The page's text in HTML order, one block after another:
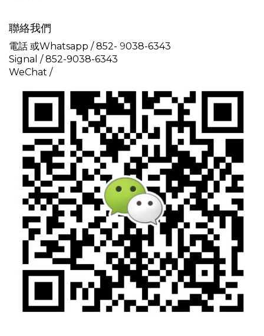
聯絡我們
電話 或Whatsapp / 852- 9038-6343
Signal /852-9038-6343
WeChat /